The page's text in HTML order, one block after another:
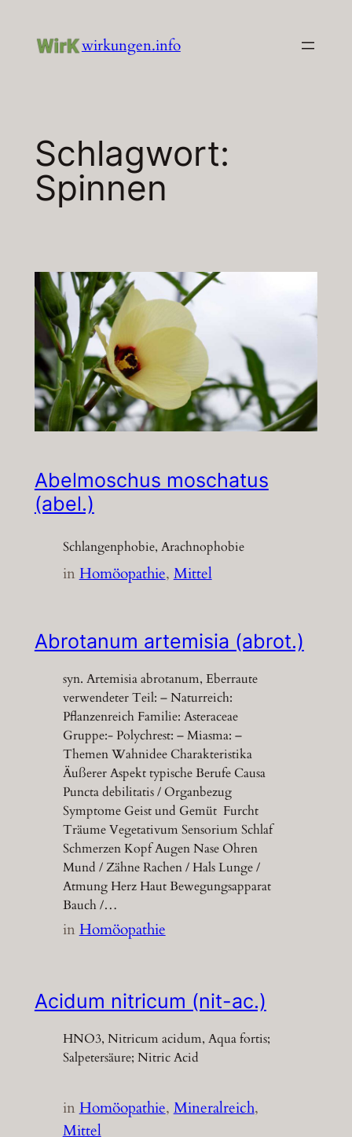
Inhalt
wirkungen.info
Schlagwort:
Spinnen
Abelmoschus moschatus
(abel.)
Schlangenphobie, Arachnophobie
inHomöopathie, Mittel
Abrotanum artemisia (abrot.)
syn. Artemisia abrotanum, Eberraute
verwendeter Teil: – Naturreich:
Pflanzenreich Familie: Asteraceae
Gruppe:- Polychrest: – Miasma: –
Themen Wahnidee Charakteristika
Äußerer Aspekt typische Berufe Causa
Puncta debilitatis / Organbezug
Symptome Geist und Gemüt Furcht
Träume Vegetativum Sensorium Schlaf
Schmerzen Kopf Augen Nase Ohren
Mund / Zähne Rachen / Hals Lunge /
Atmung Herz Haut Bewegungsapparat
Bauch /…
inHomöopathie
Acidum nitricum (nit-ac.)
HNO3, Nitricum acidum, Aqua fortis;
Salpetersäure; Nitric Acid
inHomöopathie, Mineralreich
Mittel